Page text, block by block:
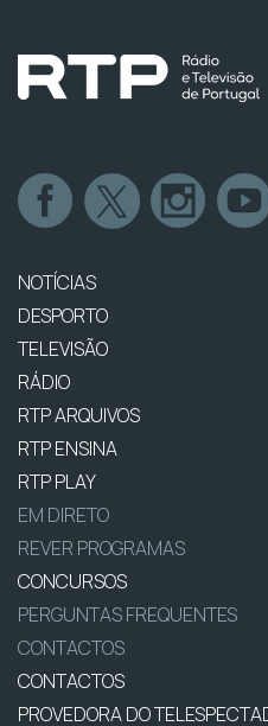
NOTÍCIAS
DESPORTO
TELEVISÃO
RÁDIO
RTP ARQUIVOS
RTP ENSINA
RTP PLAY
EM DIRETO
REVER PROGRAMAS
CONCURSOS
PERGUNTAS FREQUENTES
CONTACTOS
CONTACTOS
PROVEDORA DO